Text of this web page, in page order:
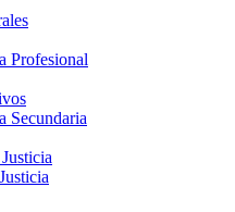
Profesional
Secundaria